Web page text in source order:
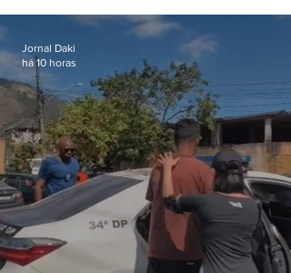
foragido
Jornal Daki
há 10 horas